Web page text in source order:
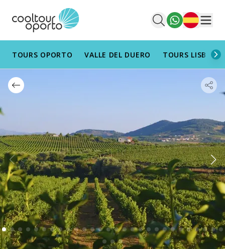
Español
TOURS OPORTO VALLE DEL DUERO TOURS LISBOA